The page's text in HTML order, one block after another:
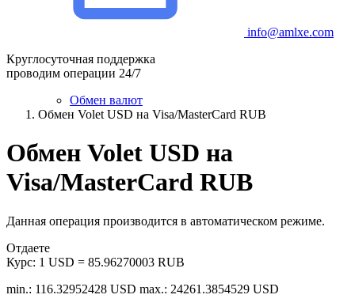
info@amlxe.com
Круглосуточная поддержка
проводим операции 24/7
Обмен валют
Обмен Volet USD на Visa/MasterCard RUB
Обмен Volet USD на
Visa/MasterCard RUB
Данная операция производится в автоматическом режиме.
Отдаете
Курс: 1 USD = 85.96270003 RUB
min.: 116.32952428 USD max.: 24261.3854529 USD